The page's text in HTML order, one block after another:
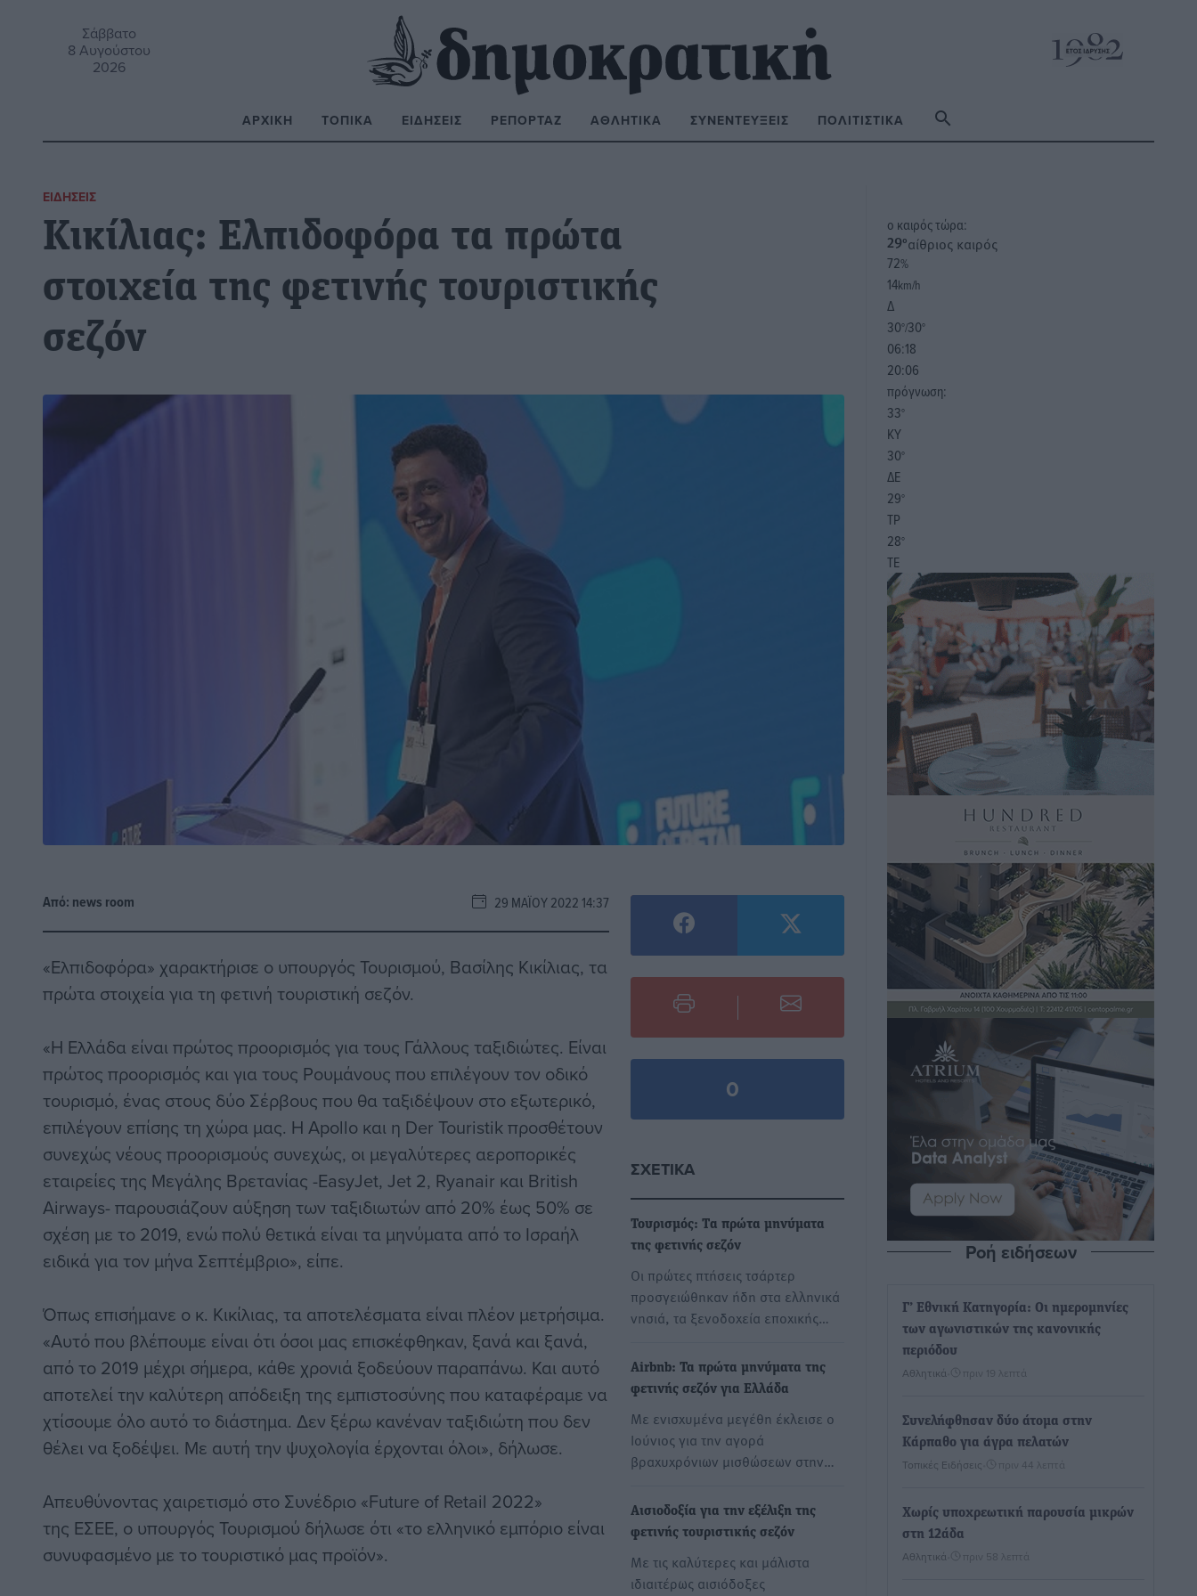
Σάββατο
8 Αυγούστου
2026
ΑΡΧΙΚΉ ΤΟΠΙΚΆ ΕΙΔΉΣΕΙΣ ΡΕΠΟΡΤΆΖ ΑΘΛΗΤΙΚΆ ΣΥΝΕΝΤΕΎΞΕΙΣ ΠΟΛΙΤΙΣΤΙΚΆ
ΕΙΔΉΣΕΙΣ
Κικίλιας: Ελπιδοφόρα τα πρώτα
στοιχεία της φετινής τουριστικής
σεζόν
Από: news room 29 ΜΑΪ́ΟΥ 2022 14:37
«Ελπιδοφόρα» χαρακτήρισε ο υπουργός Τουρισμού, Βασίλης Κικίλιας, τα
πρώτα στοιχεία για τη φετινή τουριστική σεζόν.
«Η Ελλάδα είναι πρώτος προορισμός για τους Γάλλους ταξιδιώτες. Είναι
πρώτος προορισμός και για τους Ρουμάνους που επιλέγουν τον οδικό
τουρισμό, ένας στους δύο Σέρβους που θα ταξιδέψουν στο εξωτερικό,
επιλέγουν επίσης τη χώρα μας. Η Apollo και η Der Touristik προσθέτουν
συνεχώς νέους προορισμούς συνεχώς, οι μεγαλύτερες αεροπορικές
εταιρείες της Μεγάλης Βρετανίας -EasyJet, Jet 2, Ryanair και British
Airways- παρουσιάζουν αύξηση των ταξιδιωτών από 20% έως 50% σε
σχέση με το 2019, ενώ πολύ θετικά είναι τα μηνύματα από το Ισραήλ
ειδικά για τον μήνα Σεπτέμβριο», είπε.
Όπως επισήμανε ο κ. Κικίλιας, τα αποτελέσματα είναι πλέον μετρήσιμα.
«Αυτό που βλέπουμε είναι ότι όσοι μας επισκέφθηκαν, ξανά και ξανά,
από το 2019 μέχρι σήμερα, κάθε χρονιά ξοδεύουν παραπάνω. Και αυτό
αποτελεί την καλύτερη απόδειξη της εμπιστοσύνης που καταφέραμε να
χτίσουμε όλο αυτό το διάστημα. Δεν ξέρω κανέναν ταξιδιώτη που δεν
θέλει να ξοδέψει. Με αυτή την ψυχολογία έρχονται όλοι», δήλωσε.
Απευθύνοντας χαιρετισμό στο Συνέδριο «Future of Retail 2022»
της ΕΣΕΕ, ο υπουργός Τουρισμού δήλωσε ότι «το ελληνικό εμπόριο είναι
συνυφασμένο με το τουριστικό μας προϊόν».
0
ΣΧΕΤΙΚΆ
Τουρισμός: Tα πρώτα μηνύματα
της φετινής σεζόν
Οι πρώτες πτήσεις τσάρτερ
προσγειώθηκαν ήδη στα ελληνικά
νησιά, τα ξενοδοχεία εποχικής…
Airbnb: Τα πρώτα μηνύματα της
φετινής σεζόν για Ελλάδα
Με ενισχυμένα μεγέθη έκλεισε ο
Ιούνιος για την αγορά
βραχυχρόνιων μισθώσεων στην…
Αισιοδοξία για την εξέλιξη της
φετινής τουριστικής σεζόν
Με τις καλύτερες και μάλιστα
ιδιαιτέρως αισιόδοξες
o καιρός τώρα:
29°αίθριος καιρός
72%
14km/h
Δ
30°/30°
06:18
20:06
πρόγνωση:
33°
ΚΥ
30°
ΔΕ
29°
ΤΡ
28°
ΤΕ
Ροή ειδήσεων
Γ’ Εθνική Κατηγορία: Οι ημερομηνίες
των αγωνιστικών της κανονικής
περιόδου
Αθλητικά πριν 19 λεπτά
Συνελήφθησαν δύο άτομα στην
Κάρπαθο για άγρα πελατών
Τοπικές Ειδήσεις πριν 44 λεπτά
Χωρίς υποχρεωτική παρουσία μικρών
στη 12άδα
Αθλητικά πριν 58 λεπτά